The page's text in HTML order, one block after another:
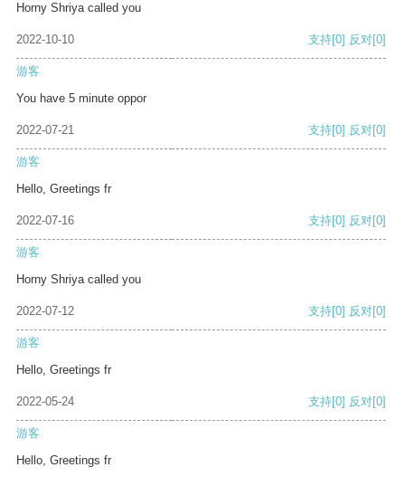
Horny Shriya called you
2022-10-10 支持[0] 反对[0]
游客
You have 5 minute oppor
2022-07-21 支持[0] 反对[0]
游客
Hello, Greetings fr
2022-07-16 支持[0] 反对[0]
游客
Horny Shriya called you
2022-07-12 支持[0] 反对[0]
游客
Hello, Greetings fr
2022-05-24 支持[0] 反对[0]
游客
Hello, Greetings fr